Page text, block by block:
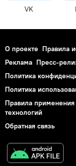
VK
О проекте Правила
Реклама Пресс-
Политика
Политика
Правила
технологий
Обратная связь